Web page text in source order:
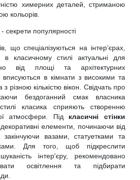
химерних деталей, стриманою
кольорів.
- секрети популярності
що спеціалізуються на інтер’єрах,
в класичному стилі актуальні для
від площі та архітектурних
в кімнати з високими та
різною кількістю вікон. Свідчать про
бездоганний смак власника
класика сприяють створенню
атмосфери. Під класичні стінки
елементи, починаючи від
вазами, статуетками та
Для того, щоб підкреслити
інтер'єру, рекомендовано
освітлення та підбирати